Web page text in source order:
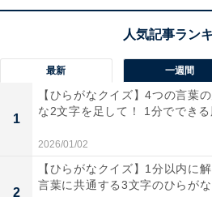
1 2
最新 一週間
1
【ひらがなクイズ】4つの言葉
な2文字を足して！ 1分でできる
2026/01/02
2
【ひらがなクイズ】1分以内に
言葉に共通する3文字のひらがな